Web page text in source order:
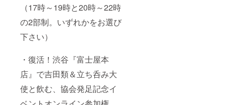
（17時～19時と20時～22時
の2部制。いずれかをお選び
下さい）
・復活！渋谷『富士屋本
店』で吉田類＆立ち呑み大
使と飲む、協会発足記念イ